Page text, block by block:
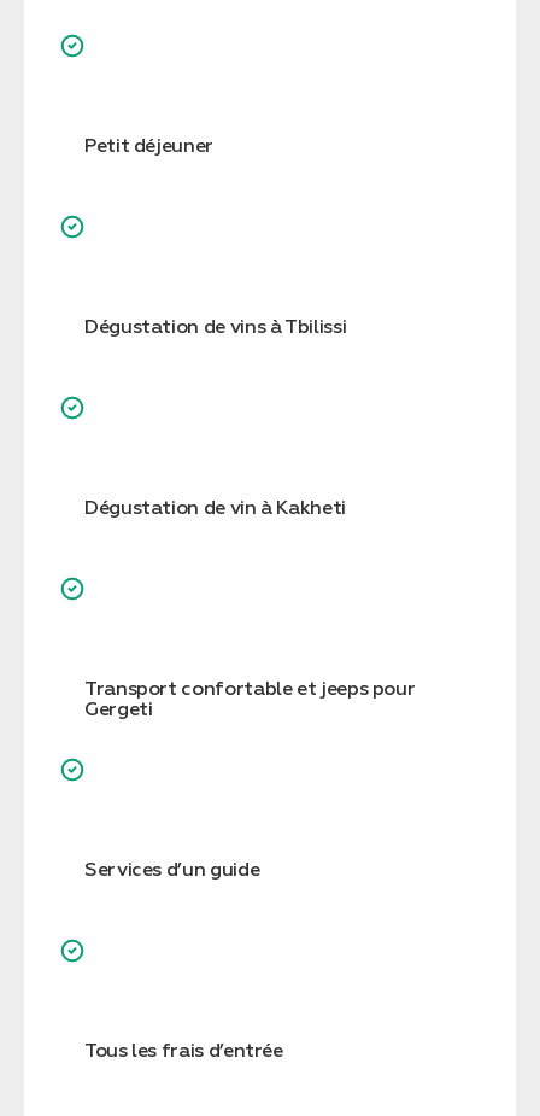
Petit déjeuner
Dégustation de vins à Tbilissi
Dégustation de vin à Kakheti
Transport confortable et jeeps pour
Gergeti
Services d’un guide
Tous les frais d’entrée